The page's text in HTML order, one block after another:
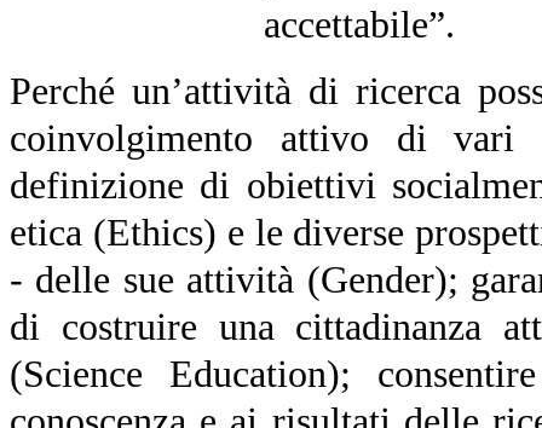
accettabile”.
Perché un’attività di ricerca
coinvolgimento attivo di vari
definizione di obiettivi
etica (Ethics) e le diverse
- delle sue attività (Gender);
di costruire una cittadinanza
(Science Education);